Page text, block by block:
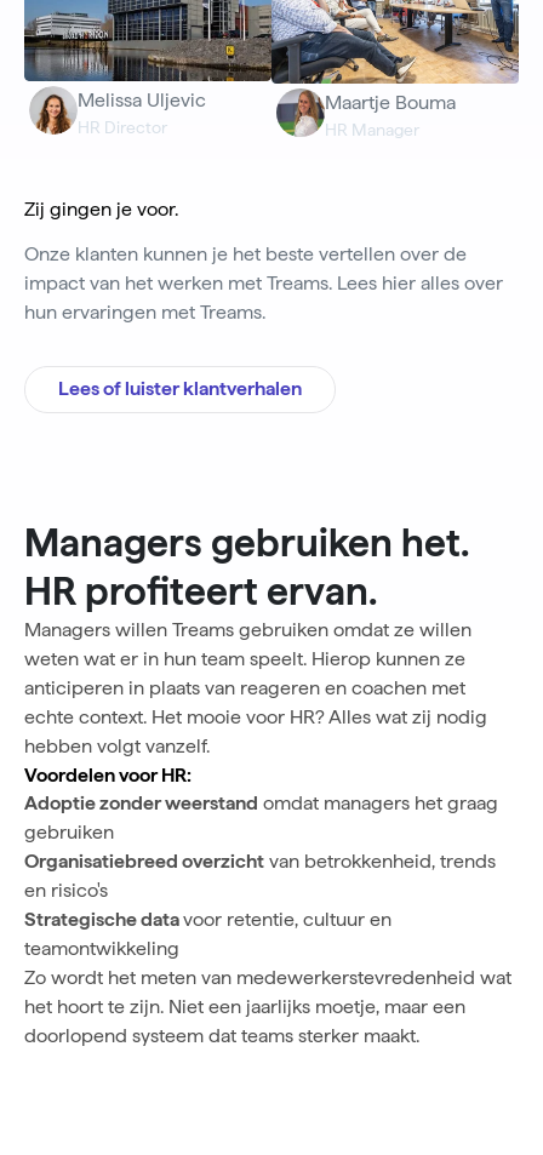
Zij gingen je voor.
Onze klanten kunnen je het beste vertellen over de
impact van het werken met Treams. Lees hier alles over
hun ervaringen met Treams.
Lees of luister klantverhalen
Melissa Uljevic
HR Director
Maartje Bouma
HR Manager
Managers gebruiken het.
HR profiteert ervan.
Managers willen Treams gebruiken omdat ze willen
weten wat er in hun team speelt. Hierop kunnen ze
anticiperen in plaats van reageren en coachen met
echte context. Het mooie voor HR? Alles wat zij nodig
hebben volgt vanzelf.
Voordelen voor HR:
Adoptie zonder weerstand omdat managers het graag
gebruiken
Organisatiebreed overzicht van betrokkenheid, trends
en risico's
Strategische datavoor retentie, cultuur en
teamontwikkeling
Zo wordt het meten van medewerkerstevredenheid wat
het hoort te zijn. Niet een jaarlijks moetje, maar een
doorlopend systeem dat teams sterker maakt.